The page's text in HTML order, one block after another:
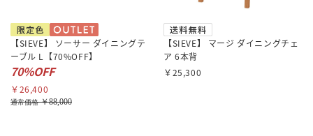
【SIEVE】 ソーサー ダイニングテ
ーブル L【70%OFF】
70%OFF
￥26,400
通常価格￥88,000
【SIEVE】 マージ ダイニングチェ
ア 6本背
￥25,300